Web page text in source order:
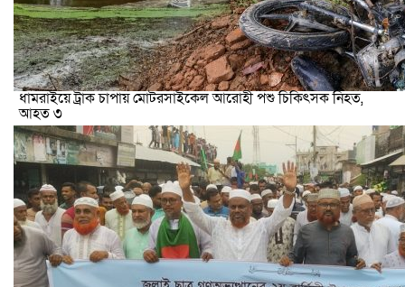
ধামরাইয়ে ট্রাক চাপায় মোটরসাইকেল আরোহী পশু চিকিৎসক নিহত,
আহত ৩